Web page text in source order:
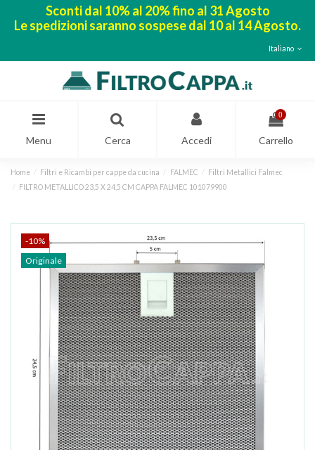
Sconti dal 10% al 20% fino al 31 Agosto
Le spedizioni saranno sospese dal 10 al 14 Agosto.
Italiano
Menu Cerca Accedi
0
Carrello
Home Filtri e Ricambi per cappe da cucina FALMEC
Filtri Metallici Falmec
FILTRO METALLICO 23,5 X 24,5 CM CAPPA FALMEC 101079900
-10%
Originale